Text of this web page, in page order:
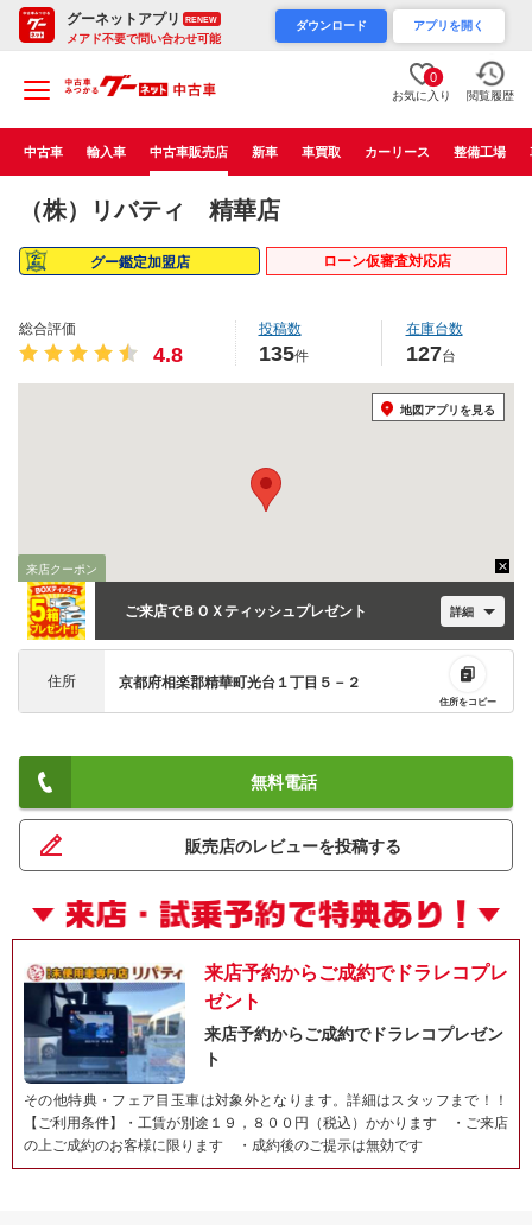
グーネットアプリ RENEW
メアド不要で問い合わせ可能
ダウンロード アプリを開く
0
お気に入り 閲覧履歴
中古車 輸入車 中古車販売店 新車 車買取 カーリース 整備工場
（株）リバティ 精華店
グー鑑定加盟店 ローン仮審査対応店
総合評価
4.8
投稿数
135件
在庫台数
127台
来店クーポン
ご来店でＢＯＸティッシュプレゼント 詳細
地図アプリを見る
住所 京都府相楽郡精華町光台１丁目５－２
住所をコピー
無料電話
販売店のレビューを投稿する
来店予約からご成約でドラレコプレ
ゼント
来店予約からご成約でドラレコプレゼン
ト
その他特典・フェア目玉車は対象外となります。詳細はスタッフまで！！
【ご利用条件】・工賃が別途１９，８００円（税込）かかります ・ご来店
の上ご成約のお客様に限ります ・成約後のご提示は無効です